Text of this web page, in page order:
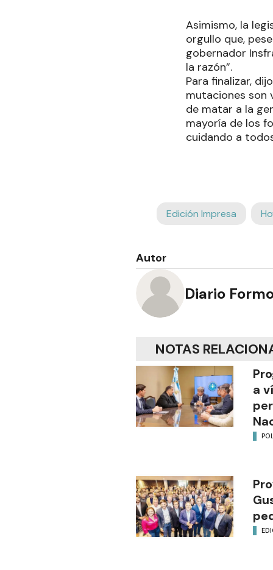
Asimismo, la
orgullo que,
gobernador
la razón”.
Para finalizar,
mutaciones son
de matar a la
mayoría de los
cuidando a
Edición Impresa
Autor
Diario
NOTAS
a